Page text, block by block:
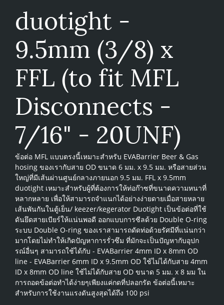
duotight -
9.5mm (3/8) x
FFL (to fit MFL
Disconnects -
7/16" - 20UNF)
ข้อต่อ MFL แบบตรงนี้เหมาะสำหรับ EVABarrier Beer & Gas
hosing ของเรากับสาย OD ขนาด 6 มม. x 9.5 มม. หรือสายส่วน
ใหญ่ที่มีเส้นผ่านศูนย์กลางภายนอก 9.5 มม. FFL x 9.5mm
duotight เหมาะสำหรับผู้ที่ต้องการให้ท่อก๊าซที่ขนาดความหนาที่
หลากหลาย เพื่อให้สามารถจำแนกได้อย่างง่ายดายเมื่อสายหลาย
เส้นพันกันในตู้เย็น/ keezer/kegerator Duotight เป็นข้อต่อที่ใช้
ดันยึดสายเบียร์ให้แน่นพอดี ออกแบบการซีลด้วย Double O-ring
ระบบ Double O-ring ของเราสามารถดัดท่อด้วยรัศมีที่แน่นกว่า
มากโดยไม่ทำให้เกิดปัญหาการรั่วซึม ที่มักจะเป็นปัญหากับอุปก
รณ์อื่นๆ สามารถใช้ได้กับ - EVABarrier 4mm ID x 8mm OD
line - EVABarrier 6mm ID x 9.5mm OD ใช้ไม่ได้กับสาย 4mm
ID x 8mm OD line ใช้ไม่ได้กับสาย OD ขนาด 5 มม. x 8 มม ใน
การถอดข้อต่อทำได้ง่ายๆเพียงแค่กดที่ปลอกรัด ข้อต่อนี้เหมาะ
สำหรับการใช้งานแรงดันสูงสุดได้ถึง 100 psi